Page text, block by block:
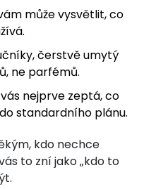
může vysvětlit, co
čerstvě umytý
ne parfémů.
nejprve zeptá, co
standardního plánu.
kdo nechce
to zní jako „kdo to